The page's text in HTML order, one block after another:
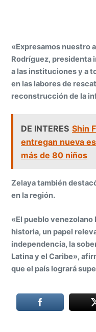
«Expresamos nuestro
Rodríguez, presidenta
a las instituciones y a
en las labores de
reconstrucción de la
DE INTERES Shin
entregan nueva
más de 80 niños
Zelaya también
en la región.
«El pueblo venezolano
historia, un papel
independencia, la
Latina y el Caribe»,
que el país logrará